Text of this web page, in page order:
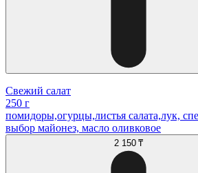
Свежий салат
250 г
помидоры,огурцы,листья салата,лук,
выбор майонез, масло оливковое
2 150 ₸